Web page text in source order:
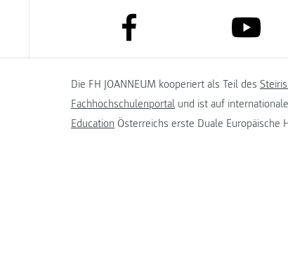
link to facebook link to
Die FH JOANNEUM kooperiert als Teil des
Fachhochschulenportal und ist auf
Education Österreichs erste Duale Europäische